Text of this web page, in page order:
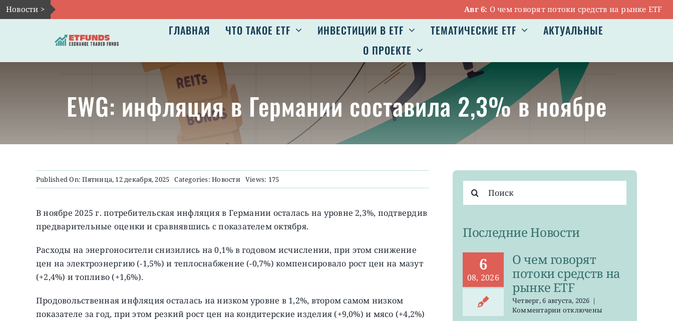
Skip
to
Новости > Авг 6:О чем говорят потоки средств на рынке ETF |
ГЛАВНАЯ ЧТО ТАКОЕ ETF ИНВЕСТИЦИИ В ETF ТЕМАТИЧЕСКИЕ ETF
АКТУАЛЬНЫЕ
О ПРОЕКТЕ
EWG: инфляция в Германии составила 2,3% в ноябре
Published On: Пятница, 12 декабря, 2025 Categories:Новости Views: 175
В ноябре 2025 г. потребительская инфляция в Германии осталась на уровне 2,3%, подтвердив
предварительные оценки и сравнявшись с показателем октября.
Расходы на энергоносители снизились на 0,1% в годовом исчислении, при этом снижение
цен на электроэнергию (-1,5%) и теплоснабжение (-0,7%) компенсировало рост цен на мазут
(+2,4%) и топливо (+1,6%).
Продовольственная инфляция осталась на низком уровне в 1,2%, втором самом низком
показателе за год, при этом резкий рост цен на кондитерские изделия (+9,0%) и мясо (+4,2%)
поиска:
Последние Новости
6
08, 2026
О чем говорят
потоки средств на
рынке ETF
Четверг, 6 августа, 2026 |
Комментариикотключены